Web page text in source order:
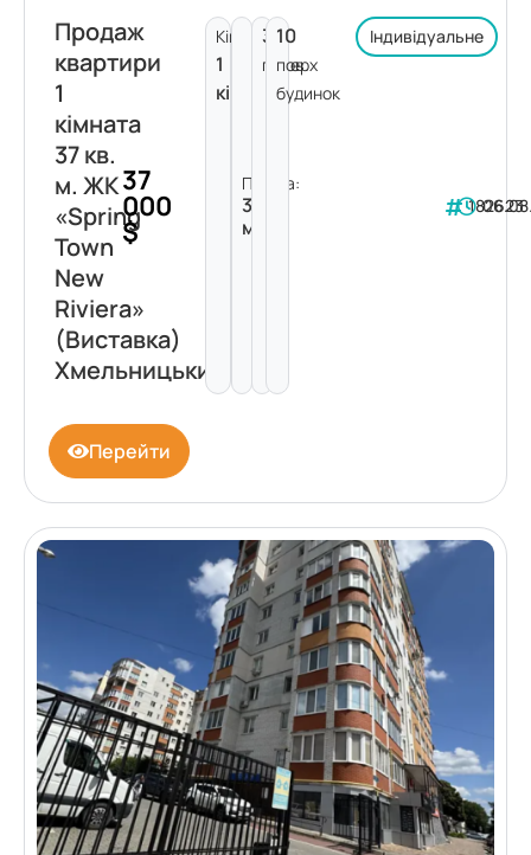
Продаж
квартири
1
кімната
37 кв.
м. ЖК
«Spring
Town
New
Riviera»
(Виставка)
Хмельницький
37
000
$
Кімнат:
1
кімната
Площа:
37
м²
3
поверх
10
пов.
будинок
Індивідуальне
182623
Перейти